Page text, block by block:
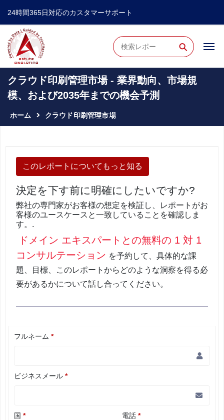
24時間365日対応のカスタマーサポート
⚲
クラウド印刷管理市場 - 業界動向、市場規
模、および2035年までの機会予測
ホーム クラウド印刷管理市場
このレポートについてもっと知る
決定を下す前に明確にしたいですか?
弊社の専門家がお客様の想定を検証し、レポートがお
客様のユースケースと一致していることを確認しま
す。.
ドメイン エキスパートとの無料の 1 対 1
コンサルテーション を予約して、具体的な課
題、目標、このレポートからどのような洞察を得る必
要があるかについて話し合ってください。
フルネーム *
ビジネスメール *
国 * 電話 *